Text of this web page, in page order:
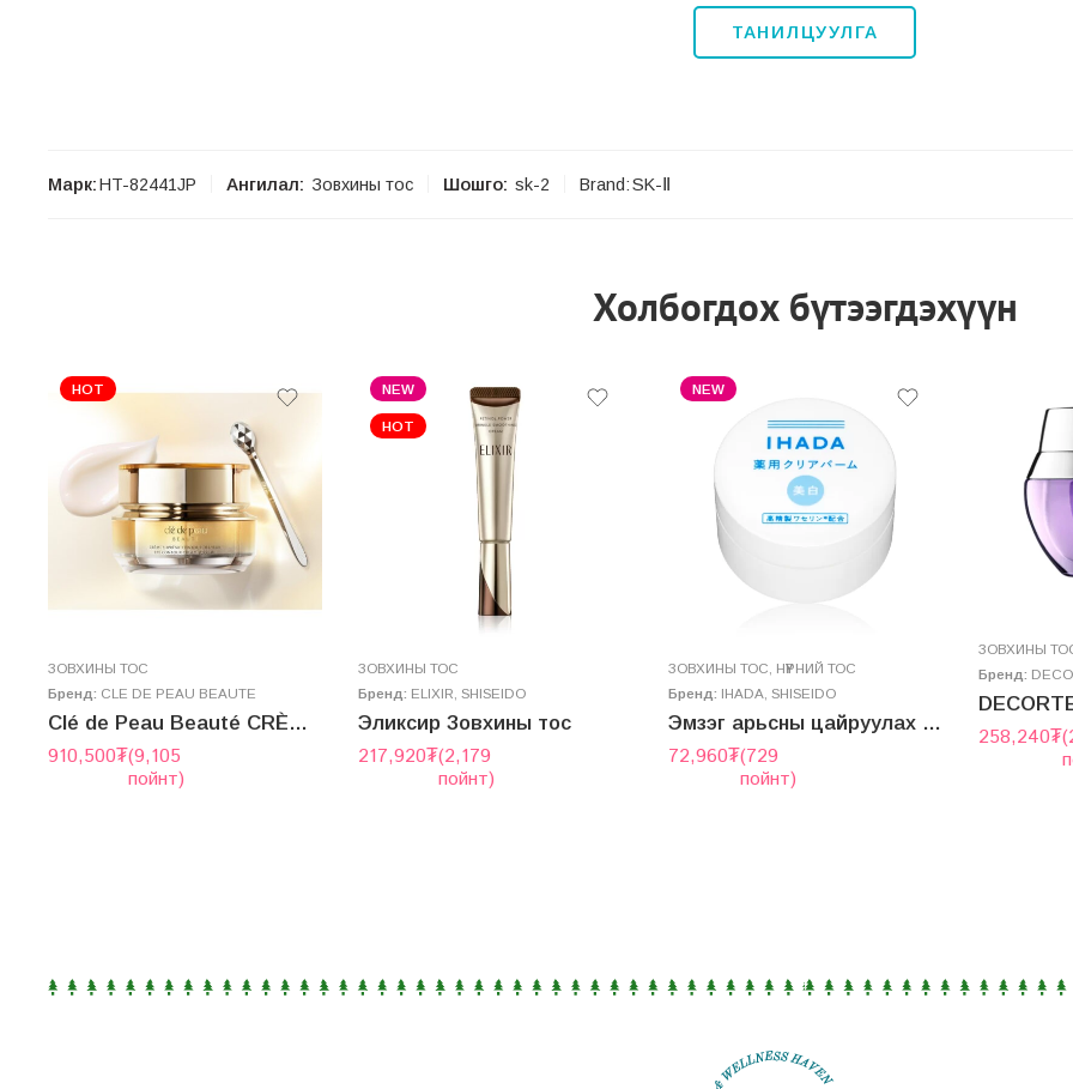
ТАНИЛЦУУЛГА
Марк:HT-82441JP Ангилал: Зовхины тос Шошго: sk-2 Brand:SK-Ⅱ
Холбогдох бүтээгдэхүүн
HOT
ЗОВХИНЫ ТОС
Бренд: CLE DE PEAU BEAUTE
Clé de Peau Beauté CRÈME SUPRÊME CONTOUR DES YEUX 15g
910,500₮(9,105
пойнт)
NEW
HOT
ЗОВХИНЫ ТОС
Бренд: ELIXIR SHISEIDO
Эликсир Зовхины тос
217,920₮(2,179
пойнт)
NEW
ЗОВХИНЫ ТОС
НҮҮРНИЙ ТОС
Бренд: IHADA SHISEIDO
Эмзэг арьсны цайруулах бальзам тос
72,960₮(729
пойнт)
ЗОВХИНЫ
Бренд:
258,240₮